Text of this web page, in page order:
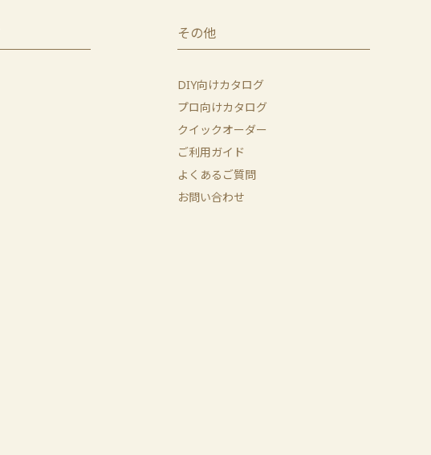
その他
DIY向けカタログ
プロ向けカタログ
クイックオーダー
ご利用ガイド
よくあるご質問
お問い合わせ